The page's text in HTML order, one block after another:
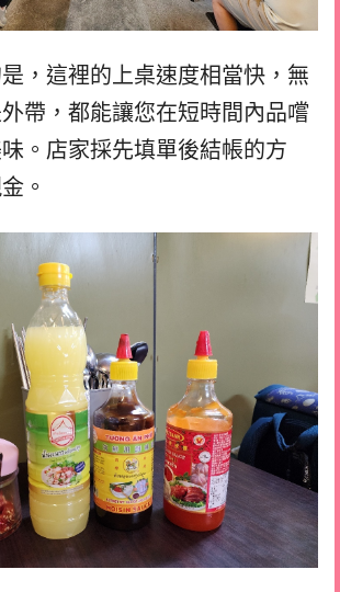
，這裡的上桌速度相當快，無
帶，都能讓您在短時間內品嚐
。店家採先填單後結帳的方
。